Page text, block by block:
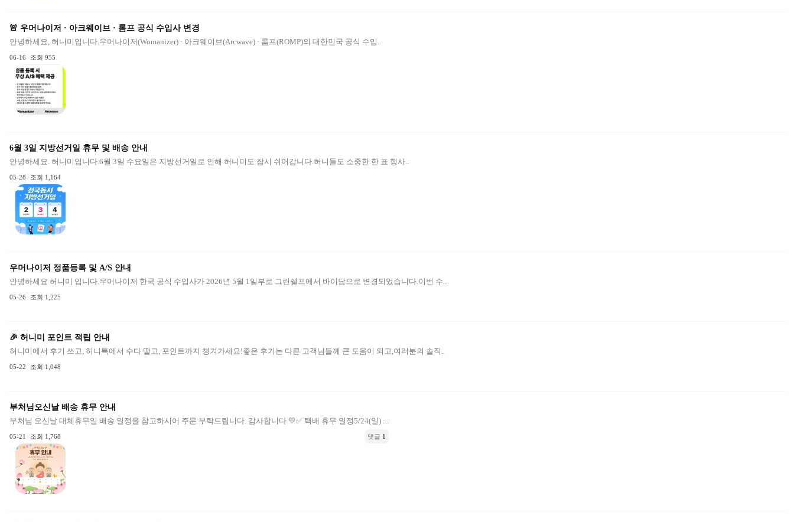
🚨 우머나이저 · 아크웨이브 · 롬프 공식 수입사 변경
안녕하세요, 허니미입니다.우머나이저(Womanizer) · 아크웨이브(Arcwave) · 롬프(ROMP)의 대한민국 공식 수입..
06-16 조회 955
6월 3일 지방선거일 휴무 및 배송 안내
안녕하세요. 허니미입니다.6월 3일 수요일은 지방선거일로 인해 허니미도 잠시 쉬어갑니다.허니들도 소중한 한 표 행사..
05-28 조회 1,164
우머나이저 정품등록 및 A/S 안내
안녕하세요 허니미 입니다.우머나이저 한국 공식 수입사가 2026년 5월 1일부로 그린쉘프에서 바이담으로 변경되었습니다.이번 수..
05-26 조회 1,225
🎉 허니미 포인트 적립 안내
허니미에서 후기 쓰고, 허니톡에서 수다 떨고, 포인트까지 챙겨가세요!좋은 후기는 다른 고객님들께 큰 도움이 되고,여러분의 솔직..
05-22 조회 1,048
부처님오신날 배송 휴무 안내
부처님 오신날 대체휴무일 배송 일정을 참고하시어 주문 부탁드립니다. 감사합니다 💛✅ 택배 휴무 일정5/24(일) :..
05-21 조회 1,768 댓글 1